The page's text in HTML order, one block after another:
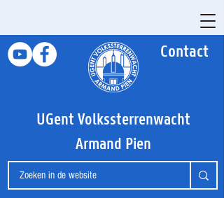
Contact
UGent Volkssterrenwacht
Armand Pien